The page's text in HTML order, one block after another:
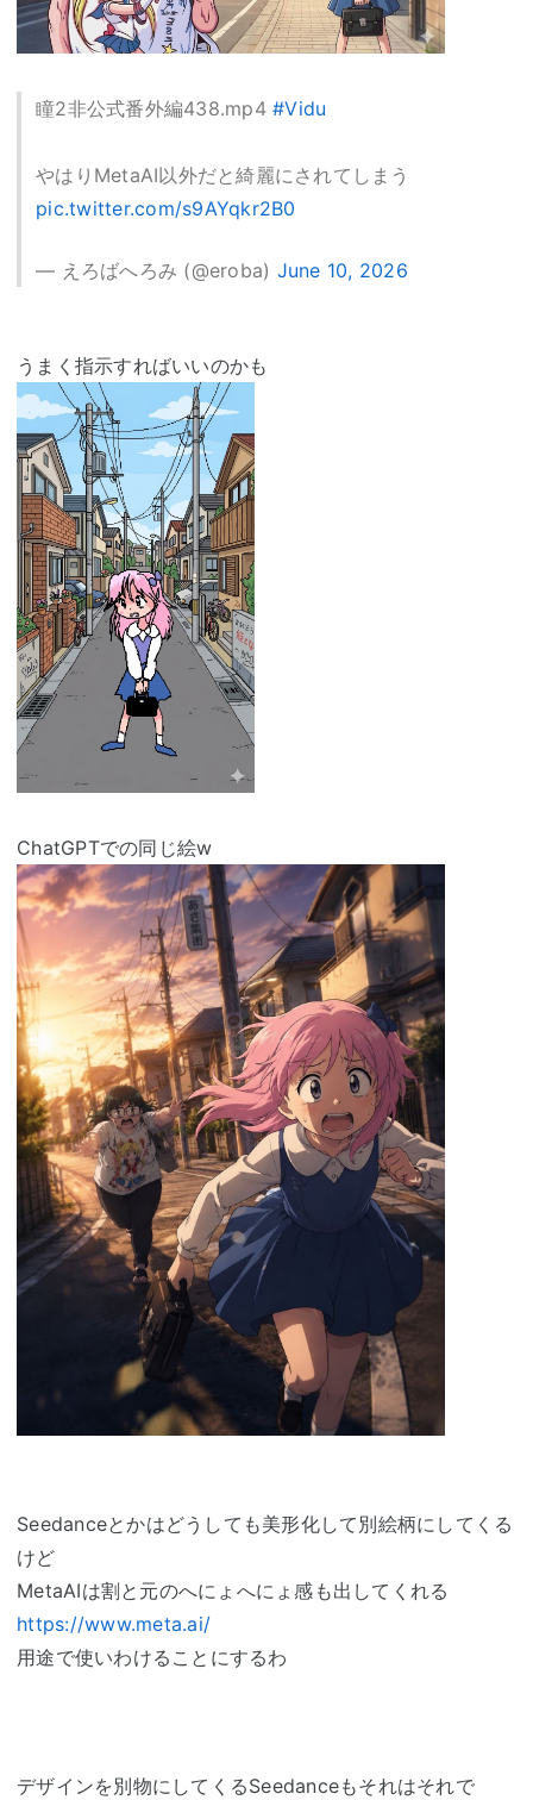
瞳2非公式番外編438.mp4 #Vidu
やはりMetaAI以外だと綺麗にされてしまう
pic.twitter.com/s9AYqkr2B0
— えろばへろみ (@eroba) June 10, 2026
うまく指示すればいいのかも
ChatGPTでの同じ絵w
Seedanceとかはどうしても美形化して別絵柄にしてくる
けど
MetaAIは割と元のへにょへにょ感も出してくれる
https://www.meta.ai/
用途で使いわけることにするわ
デザインを別物にしてくるSeedanceもそれはそれで